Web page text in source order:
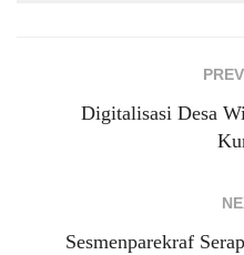
Digitalisasi Desa
Sesmenparekraf